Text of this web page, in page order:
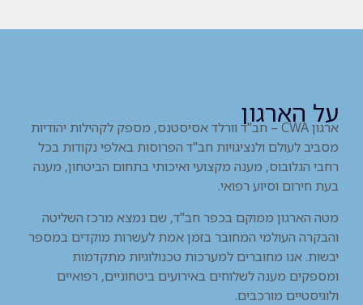
על הארגוןארגון CWA – חב"ד וורלד אסיסטנס, מספק לקהילות יהודיות
מסביב לעולם ולנציגויות חב"ד הפרוסות באלפי נקודות בכל
רחבי הגלובוס, מענה מקצועי ואיכותי בתחום הביטחון, מענה
בעת חירום וסיוע רפואי.
מטה הארגון ממוקם בכפר חב"ד, שם נמצא מרכז השליטה
והבקרה העולמי המחובר בזמן אמת לעשרות מוקדים במספר
יבשות. אנו מחוברים למערכות טכנולוגיות מתקדמות
ומספקים מענה לשלוחים באירועים ביטחוניים, רפואיים
ולוגיסטיים מורכבים.